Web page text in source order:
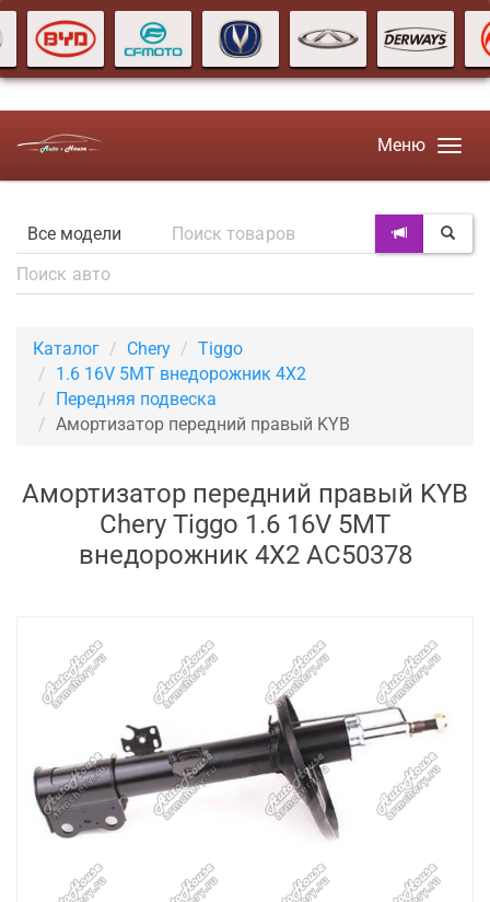
Меню
Каталог Chery
Tiggo
1.6 16V 5MT внедорожник 4X2
Передняя подвеска
Амортизатор передний правый KYB
Амортизатор передний правый KYB
Chery Tiggo 1.6 16V 5MT
внедорожник 4X2 AC50378